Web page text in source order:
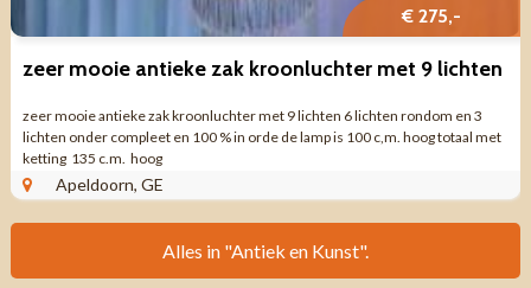
€ 275,-
zeer mooie antieke zak kroonluchter met 9 lichten
zeer mooie antieke zak kroonluchter met 9 lichten 6 lichten rondom en 3
lichten onder compleet en 100 % in orde de lamp is 100 c,m. hoog totaal met
ketting 135 c.m. hoog
Apeldoorn, GE
Alles in "Antiek en Kunst".